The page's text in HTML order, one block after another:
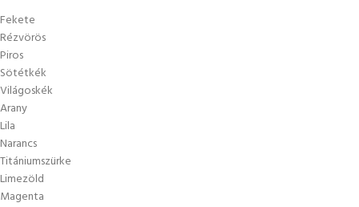
Fekete
Rézvörös
Piros
Sötétkék
Világoskék
Arany
Lila
Narancs
Titániumszürke
Limezöld
Magenta